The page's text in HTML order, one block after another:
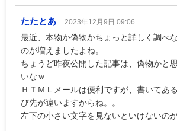
たたとあ 2023年12月9日 09:06
最近、本物か偽物かちょっと詳しく調べ
のが増えましたよね。
ちょうど昨夜公開した記事は、偽物かと
いなｗ
ＨＴＭＬメールは便利ですが、書いてあ
び先が違いますからね。。
左下の小さい文字を見ないといけないの